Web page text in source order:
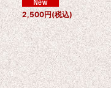
2,500円(税込)